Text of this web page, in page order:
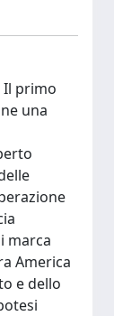
Il primo
una
marca
America
e dello